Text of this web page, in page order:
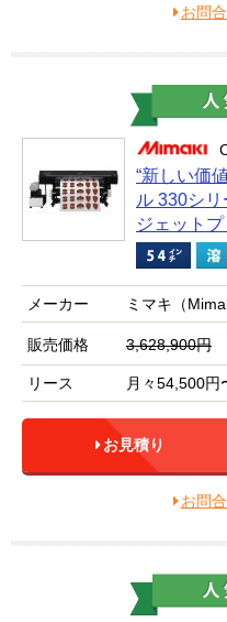
お問
“新しい価
ル 330シ
ジェット
メーカー ミマキ（
販売価格 3,628,900円
リース 月々54,500円
お見積り
お問